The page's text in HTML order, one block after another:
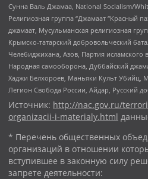
Сунна Валь Джамаа, National Socialism/
Религиозная группа “Джамаат “Красный
джамаат, Мусульманская религиозная
Крымско-татарский добровольческий
Челебиджихана, Азов, Партия исламского
Народная самооборона, Дуббайский
Хаджи Белхороев, Маньяки Культ Убийц,
Легион Свобода России, Айдар, Русский
Источник: http://nac.gov.ru/
organizacii-i-materialy.html
* Перечень общественных
организаций в отношении
вступившее в законную силу
запрете деятельности: